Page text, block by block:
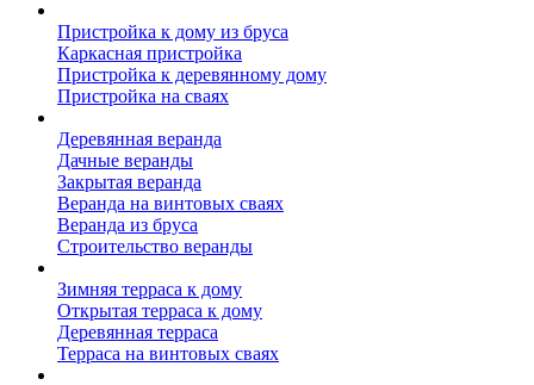
Пристройка к дому из бруса
Каркасная пристройка
Пристройка к деревянному дому
Пристройка на сваях
Деревянная веранда
Дачные веранды
Закрытая веранда
Веранда на винтовых сваях
Веранда из бруса
Строительство веранды
Зимняя терраса к дому
Открытая терраса к дому
Деревянная терраса
Терраса на винтовых сваях